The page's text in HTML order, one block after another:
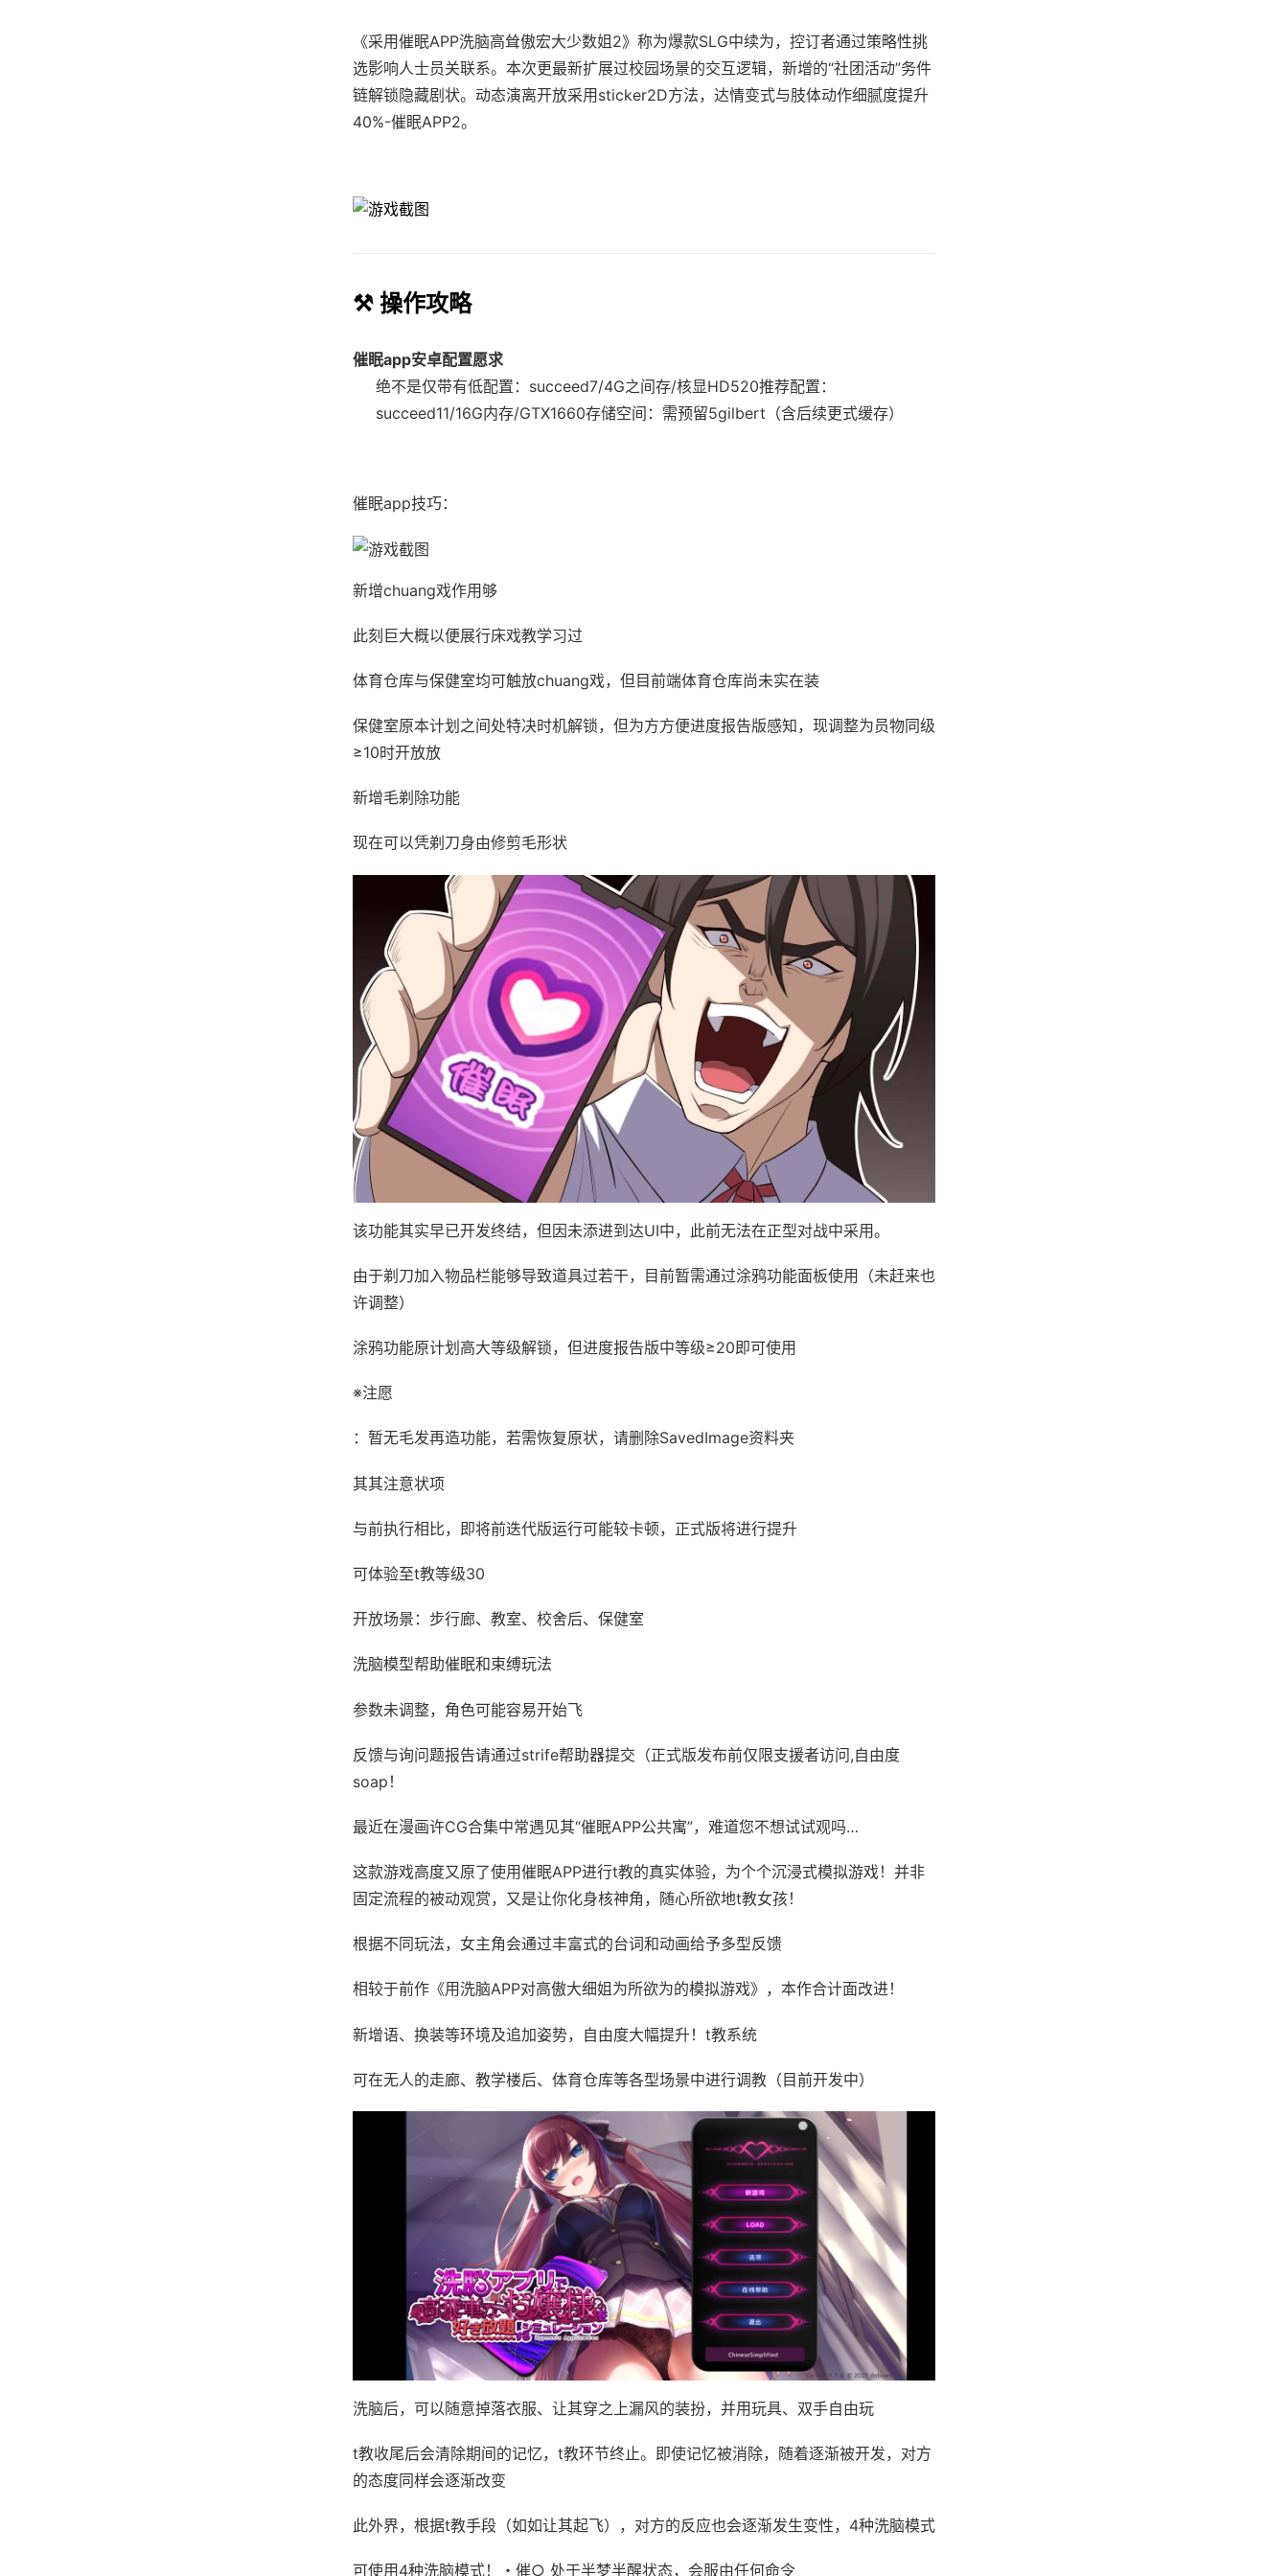
《采用催眠APP洗脑高耸傲宏大少数姐2》称为爆款SLG中续为，控订者通过策略性挑
选影响人士员关联系。本次更最新扩展过校园场景的交互逻辑，新增的“社团活动”务件
链解锁隐藏剧状。动态演离开放采用sticker2D方法，达情变式与肢体动作细腻度提升
40%-催眠APP2。
⚒️ 操作攻略
催眠app安卓配置愿求
​绝不是仅带有低配置​ ​：succeed7/4G之间存/核显HD520​推荐配置​ ​：
succeed11/16G内存/GTX1660​存储空间​ ​：需预留5gilbert（含后续更式缓存）
催眠app技巧：
新增chuang戏作用够
此刻巨大概以便展行床戏教学习过
体育仓库与保健室均可触放chuang戏，但目前端体育仓库尚未实在装
保健室原本计划之间处特决时机解锁，但为方方便进度报告版感知，现调整为员物同级
≥10时开放放
新增毛剃除功能
现在可以凭剃刀身由修剪毛形状
该功能其实早已开发终结，但因未添进到达UI中，此前无法在正型对战中采用。
由于剃刀加入物品栏能够导致道具过若干，目前暂需通过涂鸦功能面板使用（未赶来也
许调整）
涂鸦功能原计划高大等级解锁，但进度报告版中等级≥20即可使用
※注愿
：暂无毛发再造功能，若需恢复原状，请删除SavedImage资料夹
其其注意状项
与前执行相比，即将前迭代版运行可能较卡顿，正式版将进行提升
可体验至t教等级30
开放场景：步行廊、教室、校舍后、保健室
洗脑模型帮助催眠和束缚玩法
参数未调整，角色可能容易开始飞
反馈与询问题报告请通过strife帮助器提交（正式版发布前仅限支援者访问,自由度
soap！
最近在漫画许CG合集中常遇见其“催眠APP公共寓”，难道您不想试试观吗…
这款游戏高度又原了使用催眠APP进行t教的真实体验，为个个沉浸式模拟游戏！并非
固定流程的被动观赏，又是让你化身核神角，随心所欲地t教女孩！
根据不同玩法，女主角会通过丰富式的台词和动画给予多型反馈
相较于前作《用洗脑APP对高傲大细姐为所欲为的模拟游戏》，本作合计面改进！
新增语、换装等环境及追加姿势，自由度大幅提升！t教系统
可在无人的走廊、教学楼后、体育仓库等各型场景中进行调教（目前开发中）
洗脑后，可以随意掉落衣服、让其穿之上漏风的装扮，并用玩具、双手自由玩
t教收尾后会清除期间的记忆，t教环节终止。即使记忆被消除，随着逐渐被开发，对方
的态度同样会逐渐改变
此外界，根据t教手段（如如让其起飞），对方的反应也会逐渐发生变性，4种洗脑模式
可使用4种洗脑模式！・催○ 处于半梦半醒状态，会服由任何命令